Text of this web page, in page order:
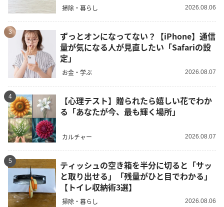
掃除・暮らし 2026.08.06
3
ずっとオンになってない？【iPhone】通信
量が気になる人が見直したい「Safariの設
定」
お金・学ぶ 2026.08.07
4
【心理テスト】贈られたら嬉しい花でわか
る「あなたが今、最も輝く場所」
カルチャー 2026.08.07
5
ティッシュの空き箱を半分に切ると「サッ
と取り出せる」「残量がひと目でわかる」
【トイレ収納術3選】
掃除・暮らし 2026.08.06